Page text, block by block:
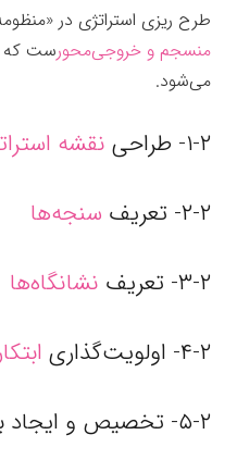
طرح ریزی استراتژی در
منسجم و خروجی‌محورست که
می‌شود.
۱-۲- طراحی
نقشه
۲-۲- تعریف
سنجه‌ها
۳-۲- تعریف
نشانگاه‌ها
۴-۲- اولویت‌گذاری
۵-۲- تخصیص و ایجاد بودجه استراتژی